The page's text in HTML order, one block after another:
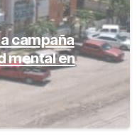
campaña
mental en